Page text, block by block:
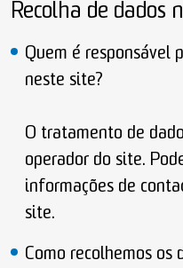
Recolha de dados
Quem é responsável
neste site?
O tratamento de
operador do site.
informações de
site.
Como recolhemos os